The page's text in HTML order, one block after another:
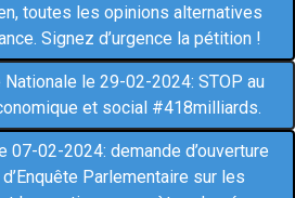
toutes les opinions alternatives
Signez d’urgence la pétition !
le 29-02-2024: STOP au
et social #418milliards.
07-02-2024: demande d’ouverture
Parlementaire sur les